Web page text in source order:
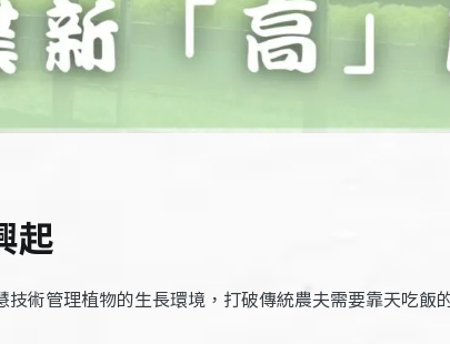
起
術管理植物的生長環境，打破傳統農夫需要靠天吃飯